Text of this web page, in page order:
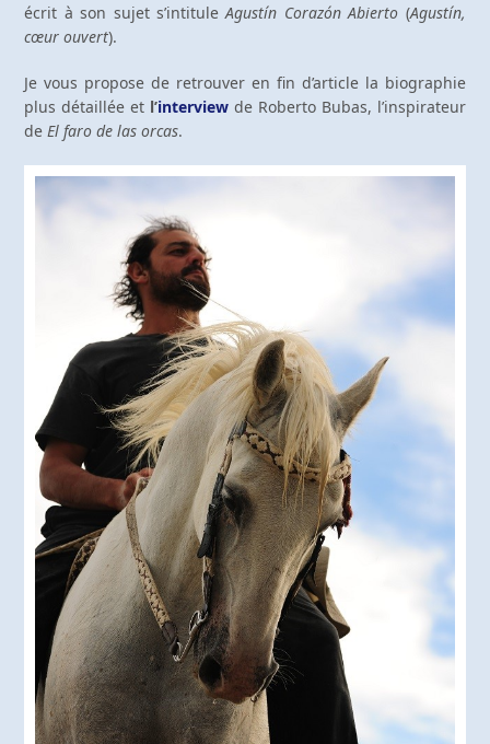
écrit à son sujet s’intituleAgustín Corazón Abierto (Agustín,
cœur ouvert).
Je vous propose de retrouver en fin d’article la biographie
plus détaillée et l’interview de Roberto Bubas, l’inspirateur
deEl faro de las orcas.